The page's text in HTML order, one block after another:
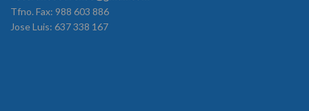
Tfno. Fax: 988 603 886
Jose Luis: 637 338 167